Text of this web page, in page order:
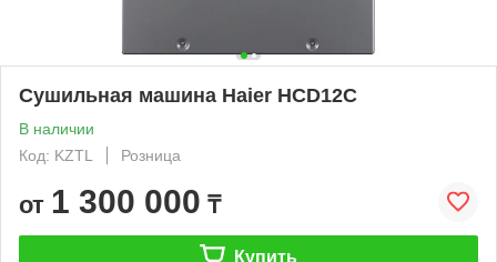
Сушильная машина Haier HCD12C
В наличии
Код: KZTL
Розница
от 1 300 000 ₸
Купить